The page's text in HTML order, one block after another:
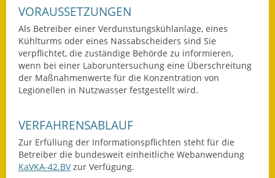
Bauen und Wohnen
Baugebiete & Bauplätze
Bauwasser/Wasser/Abwasser
Bebauungspläne
Flächennutzungsplan
VORAUSSETZUNGEN
Als Betreiber einer Verdunstungskühlanlage, eines
Kühlturms oder eines Nassabscheiders sind Sie
verpflichtet, die zuständige Behörde zu informieren,
wenn bei einer Laboruntersuchung eine Überschreitung
der Maßnahmenwerte für die Konzentration von
Legionellen in Nutzwasser festgestellt wird.
VERFAHRENSABLAUF
Zur Erfüllung der Informationspflichten steht für die
Betreiber die bundesweit einheitliche Webanwendung
KaVKA-42.BVzur Verfügung.